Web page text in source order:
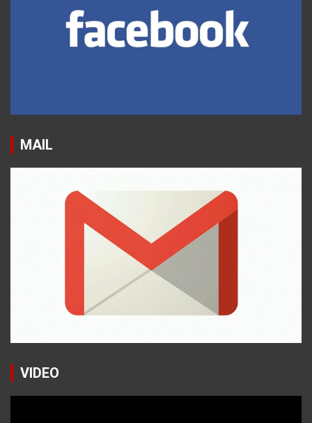
MAIL
VIDEO